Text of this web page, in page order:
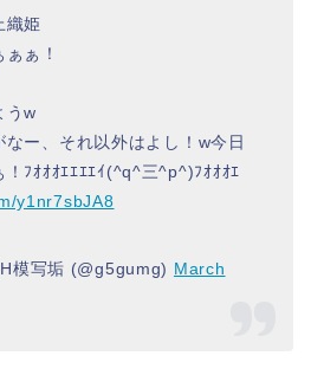
織姫
ぁ！
うw
ー、それ以外はよし！w今日
ﾌｵｵｵｴｴｴｴｲ(^q^三^p^)ﾌｵｵｵｴ
y1nr7sbJA8
模写垢 (@g5gumg) March